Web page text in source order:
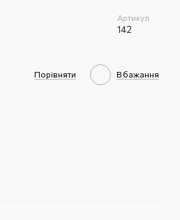
Артикул
142
Порівняти В бажання